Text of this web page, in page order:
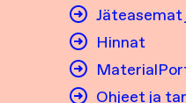
Hinnat
Ohjeet ja